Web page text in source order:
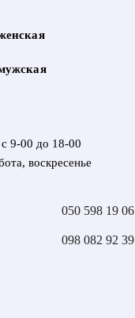
9-00 до 18-00
воскресенье
050 598 19 06
098 082 92 39